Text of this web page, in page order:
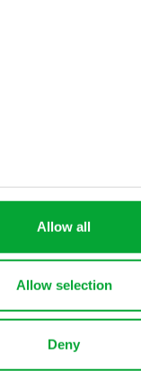
Allow all
Allow selection
Deny